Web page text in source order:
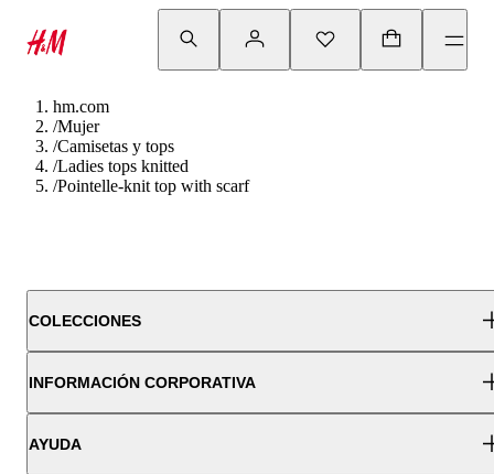
hm.com
/Mujer
/Camisetas y tops
/Ladies tops knitted
/Pointelle-knit top with scarf
COLECCIONES
INFORMACIÓN CORPORATIVA
AYUDA